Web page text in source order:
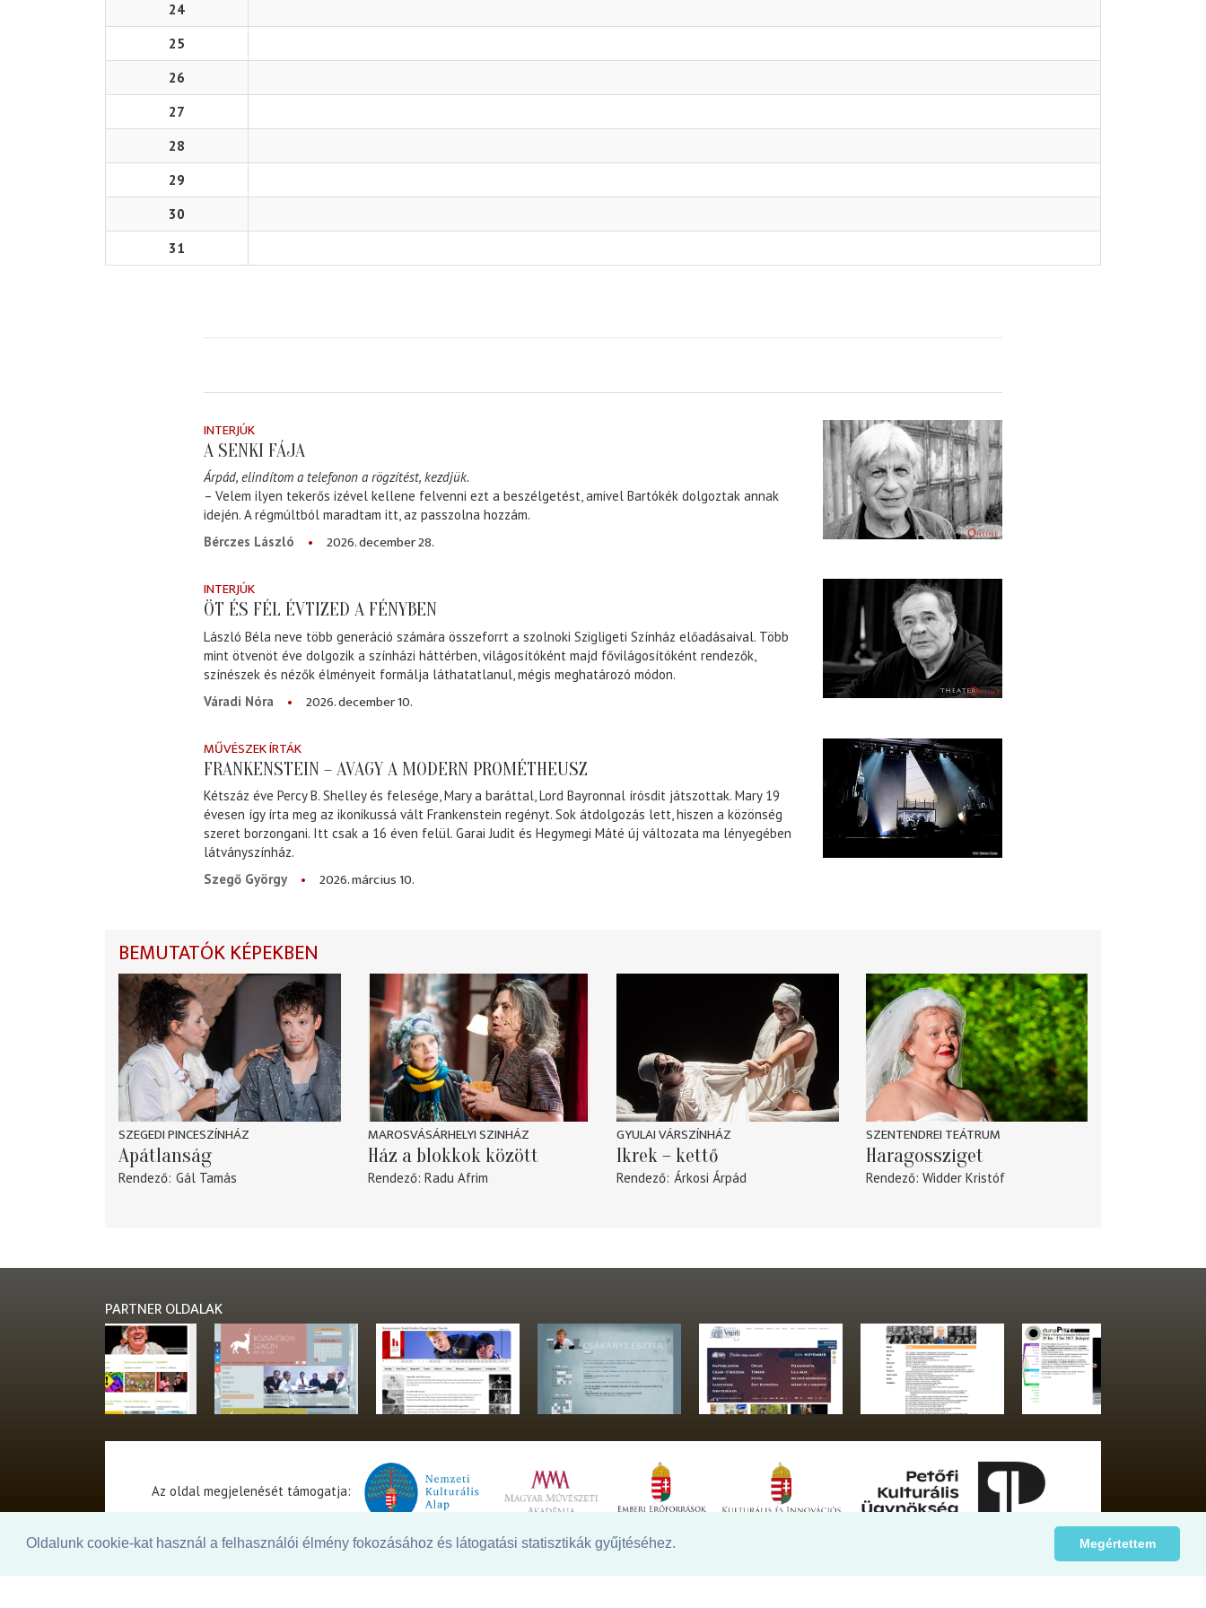
Oldalunk cookie-kat használ a felhasználói élmény fokozásához és látogatási statisztikák gyűjtéséhez. Megértettem
24
25
26
27
28
29
30
31
INTERJÚK
A SENKI FÁJA
Árpád, elindítom a telefonon a rögzítést, kezdjük.
– Velem ilyen tekerős izével kellene felvenni ezt a beszélgetést, amivel Bartókék dolgoztak annak
idején. A régmúltból maradtam itt, az passzolna hozzám.
Bérczes László
2026. december 28.
INTERJÚK
ÖT ÉS FÉL ÉVTIZED A FÉNYBEN
László Béla neve több generáció számára összeforrt a szolnoki Szigligeti Színház előadásaival. Több
mint ötvenöt éve dolgozik a színházi háttérben, világosítóként majd fővilágosítóként rendezők,
színészek és nézők élményeit formálja láthatatlanul, mégis meghatározó módon.
Váradi Nóra
2026. december 10.
MŰVÉSZEK ÍRTÁK
FRANKENSTEIN – AVAGY A MODERN PROMÉTHEUSZ
Kétszáz éve Percy B. Shelley és felesége, Mary a baráttal, Lord Bayronnal írósdit játszottak. Mary 19
évesen így írta meg az ikonikussá vált Frankenstein regényt. Sok átdolgozás lett, hiszen a közönség
szeret borzongani. Itt csak a 16 éven felül. Garai Judit és Hegymegi Máté új változata ma lényegében
látványszínház.
Szegő György
2026. március 10.
BEMUTATÓK KÉPEKBEN
SZEGEDI PINCESZÍNHÁZ
Apátlanság
Rendező Gál Tamás
MAROSVÁSÁRHELYI SZINHÁZ
Ház a blokkok között
Rendező Radu Afrim
GYULAI VÁRSZÍNHÁZ
Ikrek – kettő
Rendező Árkosi Árpád
SZENTENDREI TEÁTRUM
Haragossziget
Rendező Widder Kristóf
PARTNER OLDALAK
Az oldal megjelenését támogatja: